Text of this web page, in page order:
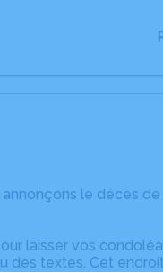
le décès
laisser vos
des textes. Cet